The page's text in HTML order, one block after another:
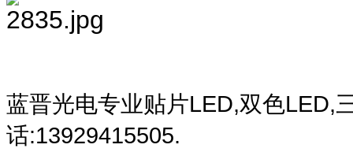
蓝晋光电专业贴片LED,双色LED,
话:13929415505.